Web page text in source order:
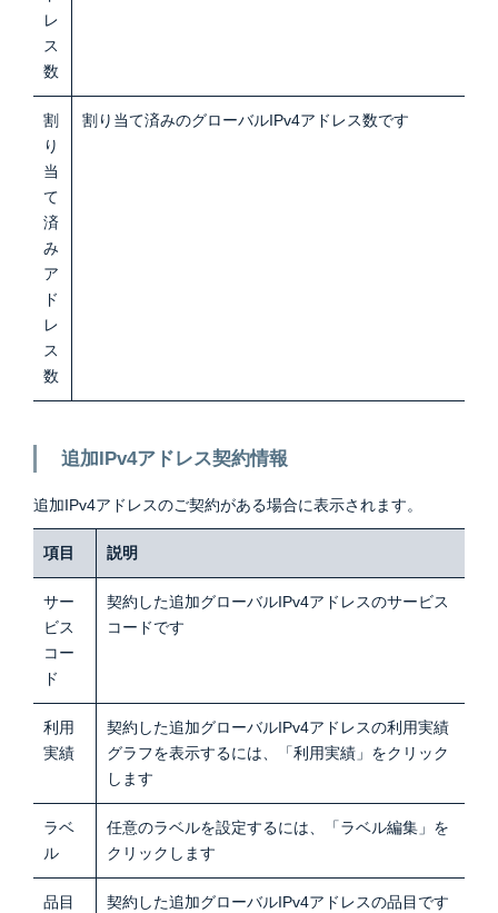
レ
ス
数
割
り
当
て
済
み
ア
ド
レ
ス
数
割り当て済みのグローバルIPv4アドレス数です
追加IPv4アドレス契約情報
追加IPv4アドレスのご契約がある場合に表示されます。
項目 説明
サー
ビス
コー
ド
契約した追加グローバルIPv4アドレスのサービス
コードです
利用
実績
契約した追加グローバルIPv4アドレスの利用実績
グラフを表示するには、「利用実績」をクリック
します
ラベ
ル
任意のラベルを設定するには、「ラベル編集」を
クリックします
品目 契約した追加グローバルIPv4アドレスの品目です